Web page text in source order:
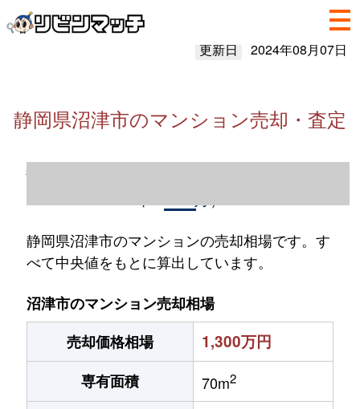
更新日 2024年08月07日
静岡県沼津市のマンション売却・査定
静岡県沼津市のマンション売却情報（2023
静岡県沼津市のマンションの売却相場です。す
べて中央値をもとに算出しています。
沼津市のマンション売却相場
売却価格相場
1,300万円
専有面積 70m2